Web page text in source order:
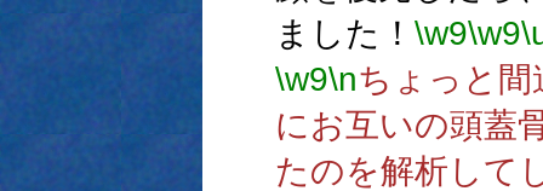
ました！ \w9\w9
\w9\nちょっと間
にお互いの頭蓋
たのを解析して